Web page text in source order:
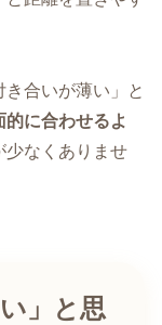
合いが薄い」と
的に合わせるよ
少なくありませ
」と思